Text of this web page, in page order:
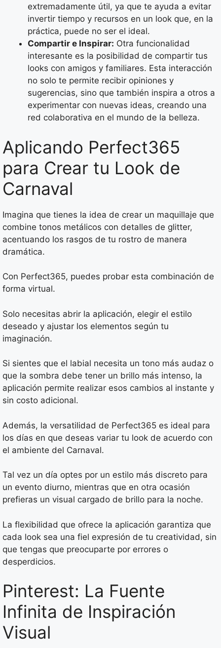
extremadamente útil, ya que te ayuda a evitar
invertir tiempo y recursos en un look que, en la
práctica, puede no ser el ideal.
Compartir e Inspirar: Otra funcionalidad
interesante es la posibilidad de compartir tus
looks con amigos y familiares. Esta interacción
no solo te permite recibir opiniones y
sugerencias, sino que también inspira a otros a
experimentar con nuevas ideas, creando una
red colaborativa en el mundo de la belleza.
Aplicando Perfect365
para Crear tu Look de
Carnaval
Imagina que tienes la idea de crear un maquillaje que
combine tonos metálicos con detalles de glitter,
acentuando los rasgos de tu rostro de manera
dramática.
Con Perfect365, puedes probar esta combinación de
forma virtual.
Solo necesitas abrir la aplicación, elegir el estilo
deseado y ajustar los elementos según tu
imaginación.
Si sientes que el labial necesita un tono más audaz o
que la sombra debe tener un brillo más intenso, la
aplicación permite realizar esos cambios al instante y
sin costo adicional.
Además, la versatilidad de Perfect365 es ideal para
los días en que deseas variar tu look de acuerdo con
el ambiente del Carnaval.
Tal vez un día optes por un estilo más discreto para
un evento diurno, mientras que en otra ocasión
prefieras un visual cargado de brillo para la noche.
La flexibilidad que ofrece la aplicación garantiza que
cada look sea una fiel expresión de tu creatividad, sin
que tengas que preocuparte por errores o
desperdicios.
Pinterest: La Fuente
Infinita de Inspiración
Visual